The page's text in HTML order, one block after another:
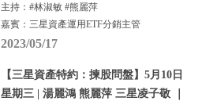
主持：#林淑敏 #熊麗萍
嘉賓：三星資產運用ETF分銷主管
2023/05/17
【三星資產特約：揀股問盤】5月10日
星期三 | 湯麗鴻 熊麗萍 三星凌子敬 ｜